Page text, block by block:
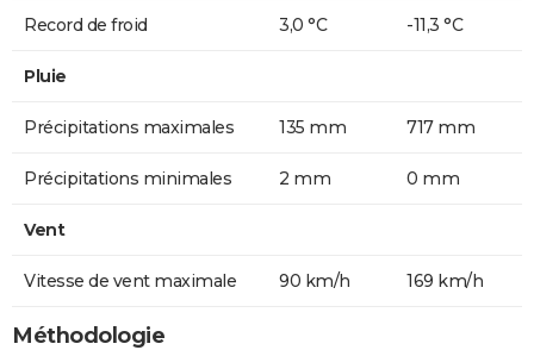
Record de froid 3,0 °C -11,3 °C
Pluie
Précipitations maximales 135 mm 717 mm
Précipitations minimales 2 mm 0 mm
Vent
Vitesse de vent maximale 90 km/h 169 km/h
Méthodologie